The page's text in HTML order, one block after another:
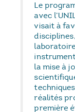
Le
avec
visait à
la mise à
réalités
première